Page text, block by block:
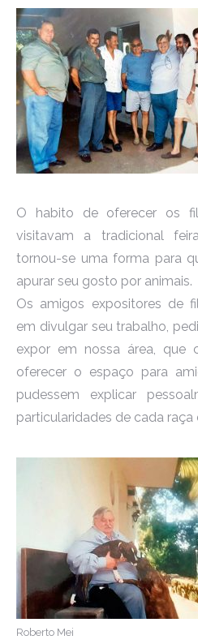
O habito de oferecer os
visitavam a tradicional
tornou-se uma forma para
apurar seu gosto por animais.
Os amigos expositores de
em divulgar seu trabalho,
expor em nossa área, que
oferecer o espaço para
pudessem explicar
particularidades de cada raça
Roberto Mei